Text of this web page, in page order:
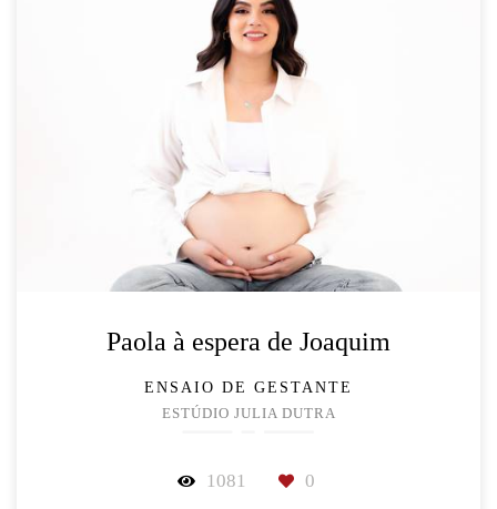
Paola à espera de Joaquim
ENSAIO DE GESTANTE
ESTÚDIO JULIA DUTRA
1081 0